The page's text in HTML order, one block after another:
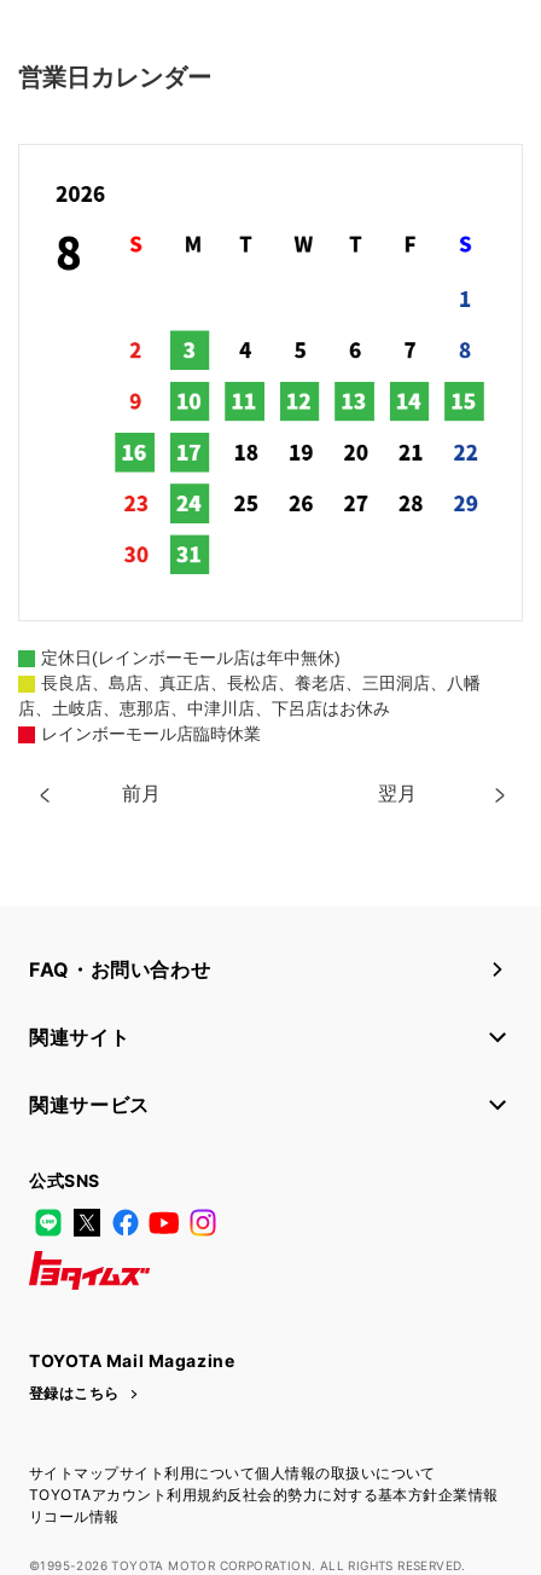
営業日カレンダー
前月 翌月
定休日(レインボーモール店は年中無休)
長良店、島店、真正店、長松店、養老店、三田洞店、八幡
店、土岐店、恵那店、中津川店、下呂店はお休み
レインボーモール店臨時休業
FAQ・お問い合わせ
関連サイト
関連サービス
公式SNS
LINE
X FacebookYouTube
TOYOTA Mail Magazine
登録はこちら
サイトマップサイト利用について個人情報の取扱いについて
TOYOTAアカウント利用規約反社会的勢力に対する基本方針企業情報
リコール情報
©1995-2026 TOYOTA MOTOR CORPORATION. ALL RIGHTS RESERVED.